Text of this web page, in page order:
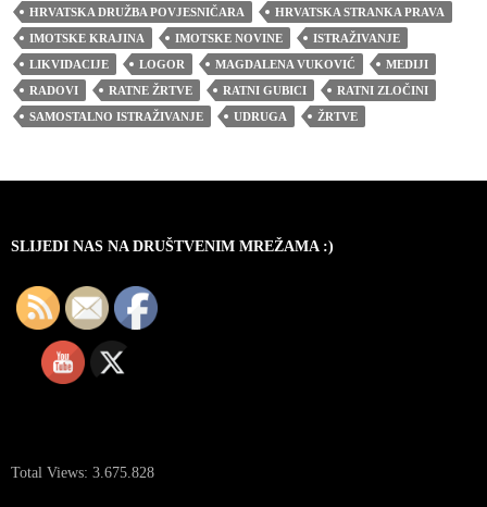
HRVATSKA DRUŽBA POVJESNIČARA
HRVATSKA STRANKA PRAVA
IMOTSKE KRAJINA
IMOTSKE NOVINE
ISTRAŽIVANJE
LIKVIDACIJE
LOGOR MAGDALENA VUKOVIĆ
MEDIJI
RADOVI
RATNE ŽRTVE RATNI GUBICI
RATNI ZLOČINI
SAMOSTALNO ISTRAŽIVANJE
UDRUGA ŽRTVE
SLIJEDI NAS NA DRUŠTVENIM MREŽAMA :)
Total Views: 3.675.828